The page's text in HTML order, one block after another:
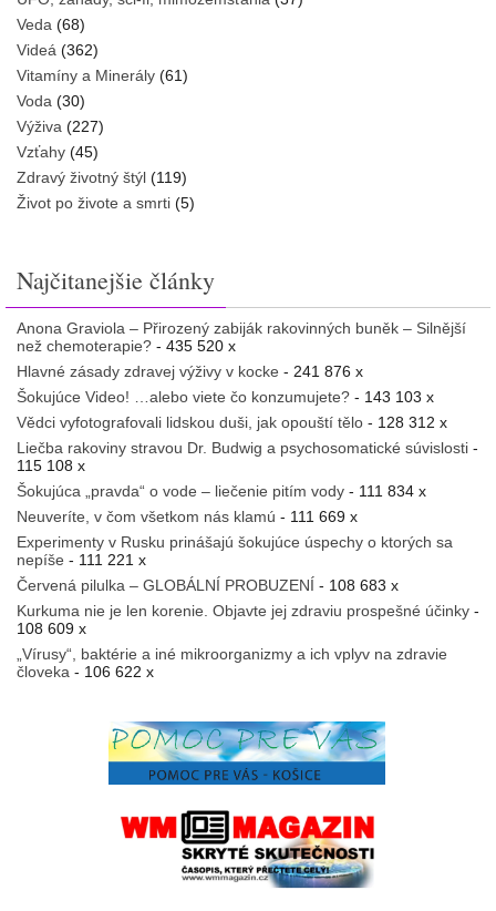
Veda (68)
Videá (362)
Vitamíny a Minerály (61)
Voda (30)
Výživa (227)
Vzťahy (45)
Zdravý životný štýl (119)
Život po živote a smrti (5)
Najčitanejšie články
Anona Graviola – Přirozený zabiják rakovinných buněk – Silnější
než chemoterapie? - 435 520 x
Hlavné zásady zdravej výživy v kocke - 241 876 x
Šokujúce Video! …alebo viete čo konzumujete? - 143 103 x
Vědci vyfotografovali lidskou duši, jak opouští tělo - 128 312 x
Liečba rakoviny stravou Dr. Budwig a psychosomatické súvislosti -
115 108 x
Šokujúca „pravda“ o vode – liečenie pitím vody - 111 834 x
Neuveríte, v čom všetkom nás klamú - 111 669 x
Experimenty v Rusku prinášajú šokujúce úspechy o ktorých sa
nepíše - 111 221 x
Červená pilulka – GLOBÁLNÍ PROBUZENÍ - 108 683 x
Kurkuma nie je len korenie. Objavte jej zdraviu prospešné účinky -
108 609 x
„Vírusy“, baktérie a iné mikroorganizmy a ich vplyv na zdravie
človeka - 106 622 x